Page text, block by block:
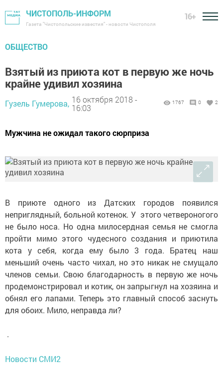
ЧИСТОПОЛЬ-ИНФОРМ
Газета "Чистопольские известия" - новости Чистополя
16+
ОБЩЕСТВО
Взятый из приюта кот в первую же ночь
крайне удивил хозяина
Гузель Гумерова, 16 октября 2018 -
16:03
1767 0 2
Мужчина не ожидал такого сюрприза
В приюте одного из Датских городов появился
неприглядный, больной котенок. У этого четвероногого
не было носа. Но одна милосердная семья не смогла
пройти мимо этого чудесного создания и приютила
кота у себя, когда ему было 3 года. Братец наш
меньший очень часто чихал, но это никак не смущало
членов семьи. Свою благодарность в первую же ночь
продемонстрировал и котик, он запрыгнул на хозяина и
обнял его лапами. Теперь это главный способ заснуть
для обоих. Мило, неправда ли?
.
Новости СМИ2